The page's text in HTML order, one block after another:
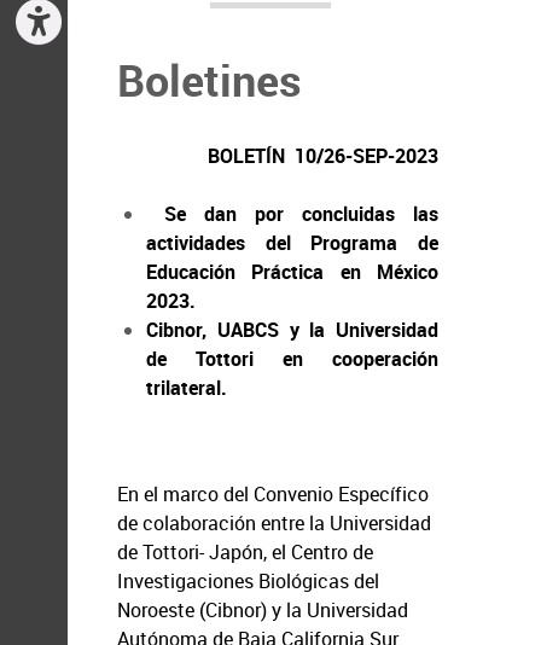
Boletines
BOLETÍN 10/26-SEP-2023
Se dan por concluidas las
actividades del Programa de
Educación Práctica en México
2023.
Cibnor, UABCS y la Universidad
de Tottori en cooperación
trilateral.
En el marco del Convenio Específico
de colaboración entre la Universidad
de Tottori- Japón, el Centro de
Investigaciones Biológicas del
Noroeste (Cibnor) y la Universidad
Autónoma de Baja California Sur